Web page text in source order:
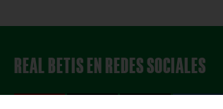
REAL BETIS EN REDES SOCIALES